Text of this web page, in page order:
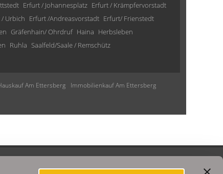
Erfurt / Johannesplatz Erfurt / Krämpfervorstadt
Urbich Erfurt /Andreasvorstadt Erfurt/ Frienstedt
Gräfenhain/ Ohrdruf Haina Herbsleben
Ruhla Saalfeld/Saale / Remschütz
Am Ettersberg
Immobilienkauf Am Ettersberg